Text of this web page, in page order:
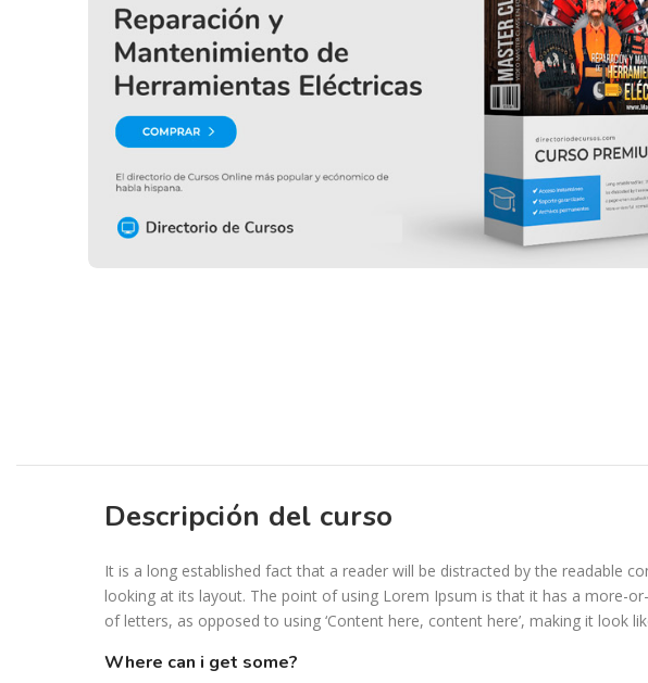
Descripción del curso
It is a long established fact that a reader will be distracted by the readable
looking at its layout. The point of using Lorem Ipsum is that it has a more-
of letters, as opposed to using ‘Content here, content here’, making it look
where can i get some?